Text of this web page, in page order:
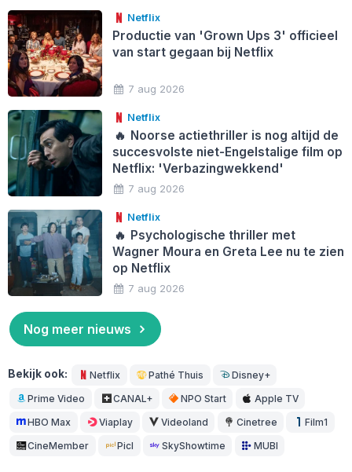
Netflix
Productie van 'Grown Ups 3' officieel
van start gegaan bij Netflix
7 aug 2026
Netflix
🔥 Noorse actiethriller is nog altijd de
succesvolste niet-Engelstalige film op
Netflix: 'Verbazingwekkend'
7 aug 2026
Netflix
🔥 Psychologische thriller met
Wagner Moura en Greta Lee nu te zien
op Netflix
7 aug 2026
Nog meer nieuws
Bekijk ook: Netflix Pathé Thuis Disney+
Prime Video CANAL+ NPO Start Apple TV
HBO Max Viaplay Videoland Cinetree Film1
CineMember Picl SkyShowtime MUBI